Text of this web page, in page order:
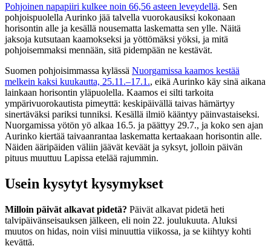
Pohjoinen napapiiri kulkee noin 66,56 asteen leveydellä. Sen
pohjoispuolella Aurinko jää talvella vuorokausiksi kokonaan
horisontin alle ja kesällä nousematta laskematta sen ylle. Näitä
jaksoja kutsutaan kaamokseksi ja yöttömäksi yöksi, ja mitä
pohjoisemmaksi mennään, sitä pidempään ne kestävät.
Suomen pohjoisimmassa kylässä Nuorgamissa kaamos kestää
melkein kaksi kuukautta, 25.11.–17.1., eikä Aurinko käy sinä aikana
lainkaan horisontin yläpuolella. Kaamos ei silti tarkoita
ympärivuorokautista pimeyttä: keskipäivällä taivas hämärtyy
sinertäväksi pariksi tunniksi. Kesällä ilmiö kääntyy päinvastaiseksi.
Nuorgamissa yötön yö alkaa 16.5. ja päättyy 29.7., ja koko sen ajan
Aurinko kiertää taivaanrantaa laskematta kertaakaan horisontin alle.
Näiden ääripäiden väliin jäävät keväät ja syksyt, jolloin päivän
pituus muuttuu Lapissa etelää rajummin.
Usein kysytyt kysymykset
Milloin päivät alkavat pidetä? Päivät alkavat pidetä heti
talvipäivänseisauksen jälkeen, eli noin 22. joulukuuta. Aluksi
muutos on hidas, noin viisi minuuttia viikossa, ja se kiihtyy kohti
kevättä.